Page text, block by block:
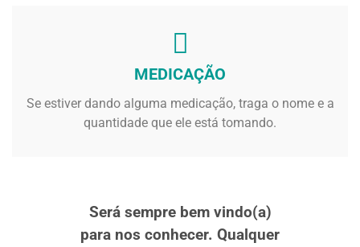
MEDICAÇÃO
Se estiver dando alguma medicação, traga o nome e a
quantidade que ele está tomando.
Será sempre bem vindo(a)
para nos conhecer. Qualquer